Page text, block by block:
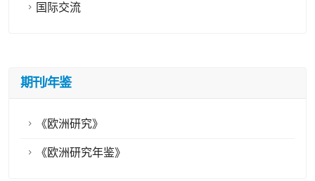
国际交流
期刊/年鉴
《欧洲研究》
《欧洲研究年鉴》